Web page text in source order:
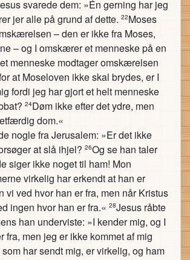
svarede dem: »Én gerning har jeg
jer alle på grund af dette. 22Moses
– den er ikke fra Moses,
– og I omskærer et menneske på en
menneske modtager omskærelsen
at Moseloven ikke skal brydes, er I
fordi jeg har gjort et helt menneske
24Døm ikke efter det ydre, men
dom.«
nogle fra Jerusalem: »Er det ikke
at slå ihjel? 26Og se han taler
siger ikke noget til ham! Mon
virkelig har erkendt at han er
vi ved hvor han er fra, men når Kristus
ingen hvor han er fra.« 28Jesus råbte
han underviste: »I kender mig, og I
fra, men jeg er ikke kommet af mig
har sendt mig, er virkelig, og ham